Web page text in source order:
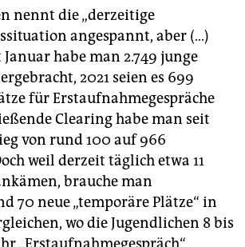
nennt die „derzeitige
angespannt, aber (…)
Januar habe man 2.749 junge
2021 seien es 699
für Erstaufnahmegespräche
Clearing habe man seit
von rund 100 auf 966
weil derzeit täglich etwa 11
brauche man
70 neue „temporäre Plätze“ in
wo die Jugendlichen 8 bis